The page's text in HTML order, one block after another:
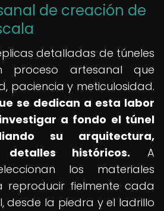
de creación de
detalladas de túneles
proceso artesanal que
paciencia y meticulosidad.
se dedican a esta labor
a fondo el túnel
su arquitectura,
históricos. A
los materiales
reproducir fielmente cada
desde la piedra y el ladrillo